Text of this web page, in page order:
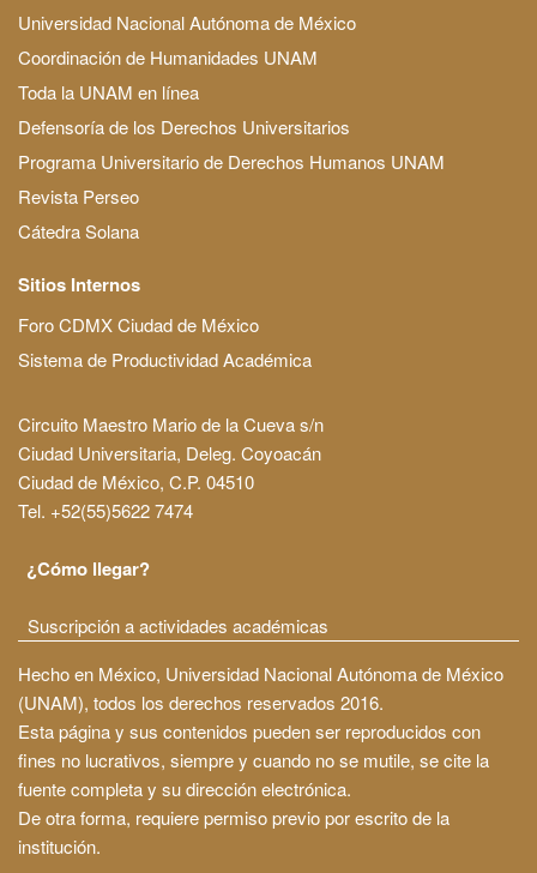
Universidad Nacional Autónoma de México
Coordinación de Humanidades UNAM
Toda la UNAM en línea
Defensoría de los Derechos Universitarios
Programa Universitario de Derechos Humanos UNAM
Revista Perseo
Cátedra Solana
Sitios Internos
Foro CDMX Ciudad de México
Sistema de Productividad Académica
Circuito Maestro Mario de la Cueva s/n
Ciudad Universitaria, Deleg. Coyoacán
Ciudad de México, C.P. 04510
Tel. +52(55)5622 7474
¿Cómo llegar?
Suscripción a actividades académicas
Hecho en México, Universidad Nacional Autónoma de México
(UNAM), todos los derechos reservados 2016.
Esta página y sus contenidos pueden ser reproducidos con
fines no lucrativos, siempre y cuando no se mutile, se cite la
fuente completa y su dirección electrónica.
De otra forma, requiere permiso previo por escrito de la
institución.